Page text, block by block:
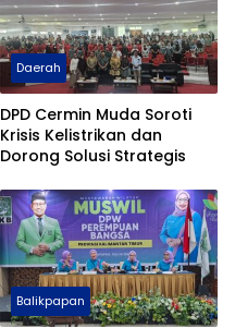
Daerah
DPD Cermin Muda Soroti
Krisis Kelistrikan dan
Dorong Solusi Strategis
Balikpapan